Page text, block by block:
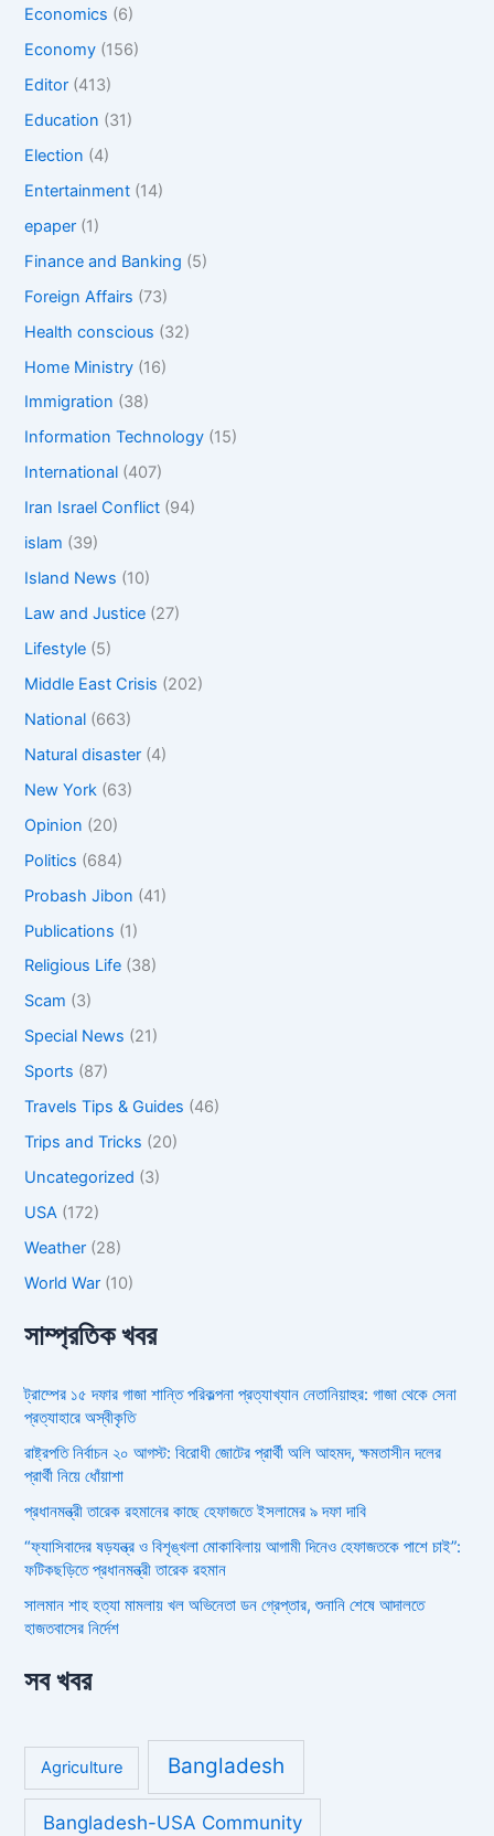
Economics (6)
Economy (156)
Editor (413)
Education (31)
Election (4)
Entertainment (14)
epaper (1)
Finance and Banking (5)
Foreign Affairs (73)
Health conscious (32)
Home Ministry (16)
Immigration (38)
Information Technology (15)
International (407)
Iran Israel Conflict (94)
islam (39)
Island News (10)
Law and Justice (27)
Lifestyle (5)
Middle East Crisis (202)
National (663)
Natural disaster (4)
New York (63)
Opinion (20)
Politics (684)
Probash Jibon (41)
Publications (1)
Religious Life (38)
Scam (3)
Special News (21)
Sports (87)
Travels Tips & Guides (46)
Trips and Tricks (20)
Uncategorized (3)
USA (172)
Weather (28)
World War (10)
সাম্প্রতিক খবর
ট্রাম্পের ১৫ দফার গাজা শান্তি পরিকল্পনা প্রত্যাখ্যান নেতানিয়াহুর: গাজা থেকে সেনা
প্রত্যাহারে অস্বীকৃতি
রাষ্ট্রপতি নির্বাচন ২০ আগস্ট: বিরোধী জোটের প্রার্থী অলি আহমদ, ক্ষমতাসীন দলের
প্রার্থী নিয়ে ধোঁয়াশা
প্রধানমন্ত্রী তারেক রহমানের কাছে হেফাজতে ইসলামের ৯ দফা দাবি
“ফ্যাসিবাদের ষড়যন্ত্র ও বিশৃঙ্খলা মোকাবিলায় আগামী দিনেও হেফাজতকে পাশে চাই”:
ফটিকছড়িতে প্রধানমন্ত্রী তারেক রহমান
সালমান শাহ হত্যা মামলায় খল অভিনেতা ডন গ্রেপ্তার, শুনানি শেষে আদালতে
হাজতবাসের নির্দেশ
সব খবর
Agriculture Bangladesh
Bangladesh-USA Community